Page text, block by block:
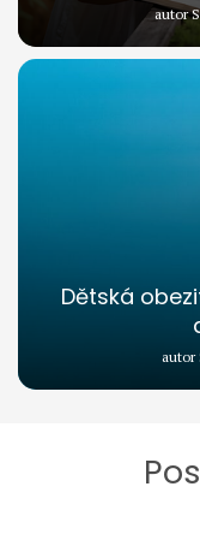
autor
Dětská
autor